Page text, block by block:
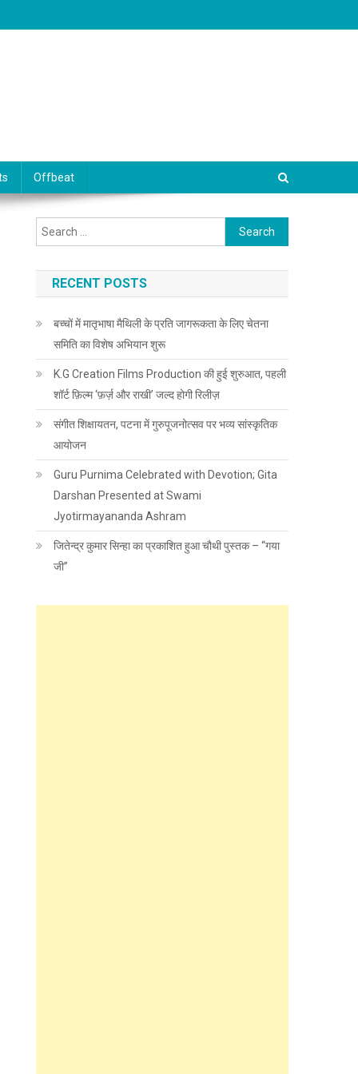
Offbeat
Search for:
RECENT POSTS
बच्चों में मातृभाषा मैथिली के प्रति जागरूकता के लिए चेतना
समिति का विशेष अभियान शुरू
K.G Creation Films Production की हुई शुरुआत, पहली
शॉर्ट फ़िल्म ‘फ़र्ज़ और राखी’ जल्द होगी रिलीज़
संगीत शिक्षायतन, पटना में गुरुपूजनोत्सव पर भव्य सांस्कृतिक
आयोजन
Guru Purnima Celebrated with Devotion; Gita
Darshan Presented at Swami
Jyotirmayananda Ashram
जितेन्द्र कुमार सिन्हा का प्रकाशित हुआ चौथी पुस्तक – “गया
जी”